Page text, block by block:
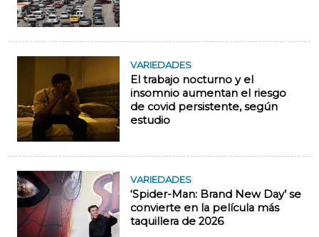
VARIEDADES
El trabajo nocturno y el
insomnio aumentan el riesgo
de covid persistente, según
estudio
VARIEDADES
‘Spider-Man: Brand New Day’ se
convierte en la película más
taquillera de 2026